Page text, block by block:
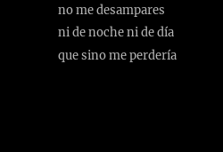
no me desampares
ni de noche ni de día
que sino me perdería